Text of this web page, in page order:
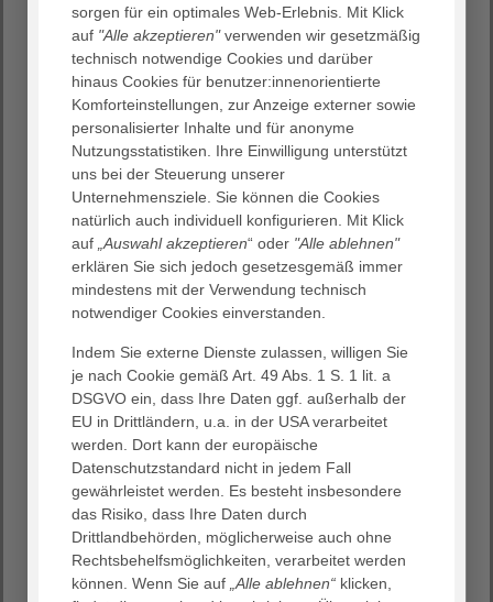
22. April 2020
Schoko-Osterhasen schmecken auch noch zwei Wochen
nach dem Fest.
Durch die Corona-Pandemie sind in vielen Supermärkten
die Süßigkeiten-Regale voller geblieben als sonst. Die
Filialleiter:innen der real-Märkte Am Kaufpark, Frau
Gatsioudi, und Große Breite, Herr Völkening, haben
anderem vier Kartons am Mittwoch, 22. April 2020, an
zwei Mitarbeiter:innen des AGAPLESION KRANKENHAUS
NEU BETHLEHEM überreicht.
sorgen für ein optimales Web-Erlebnis. Mit Klick
auf "Alle akzeptieren"verwenden wir gesetzmäßig
technisch notwendige Cookies und darüber
hinaus Cookies für benutzer:innenorientierte
Komforteinstellungen, zur Anzeige externer sowie
personalisierter Inhalte und für anonyme
Nutzungsstatistiken. Ihre Einwilligung unterstützt
uns bei der Steuerung unserer
Unternehmensziele. Sie können die Cookies
natürlich auch individuell konfigurieren. Mit Klick
auf „Auswahl akzeptieren“ oder "Alle ablehnen"
erklären Sie sich jedoch gesetzesgemäß immer
mindestens mit der Verwendung technisch
notwendiger Cookies einverstanden.
Indem Sie externe Dienste zulassen, willigen Sie
je nach Cookie gemäß Art. 49 Abs. 1 S. 1 lit. a
DSGVO ein, dass Ihre Daten ggf. außerhalb der
EU in Drittländern, u.a. in der USA verarbeitet
werden. Dort kann der europäische
Datenschutzstandard nicht in jedem Fall
gewährleistet werden. Es besteht insbesondere
das Risiko, dass Ihre Daten durch
Drittlandbehörden, möglicherweise auch ohne
Rechtsbehelfsmöglichkeiten, verarbeitet werden
können. Wenn Sie auf „Alle ablehnen“ klicken,